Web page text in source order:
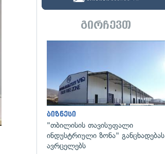
გირჩევთ
ბიზნესი
"თბილისის თავისუფალი
ინდუსტრიული ზონა" განცხადებას
ავრცელებს